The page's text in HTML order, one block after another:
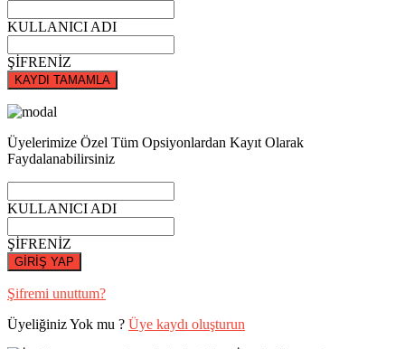
KULLANICI ADI
ŞİFRENİZ
KAYDI TAMAMLA
Üyelerimize Özel Tüm Opsiyonlardan Kayıt Olarak
Faydalanabilirsiniz
KULLANICI ADI
ŞİFRENİZ
GİRİŞ YAP
Şifremi unuttum?
Üyeliğiniz Yok mu ? Üye kaydı oluşturun